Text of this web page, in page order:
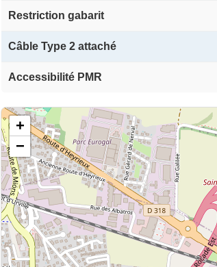
Restriction gabarit
Câble Type 2 attaché
Accessibilité PMR
+
−